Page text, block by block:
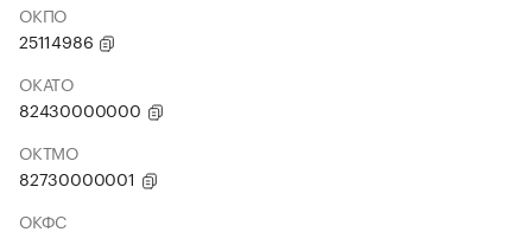
ОКПО
25114986
ОКАТО
82430000000
ОКТМО
82730000001
ОКФС